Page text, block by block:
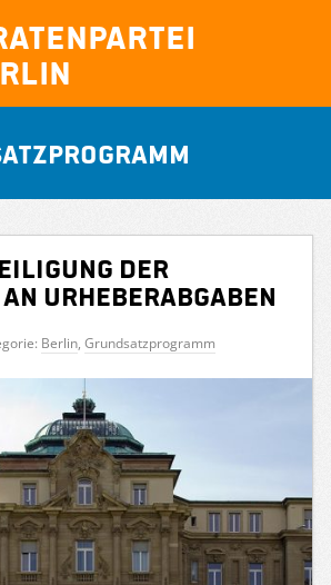
der
Urheberabgaben
Berlin, Grundsatzprogramm